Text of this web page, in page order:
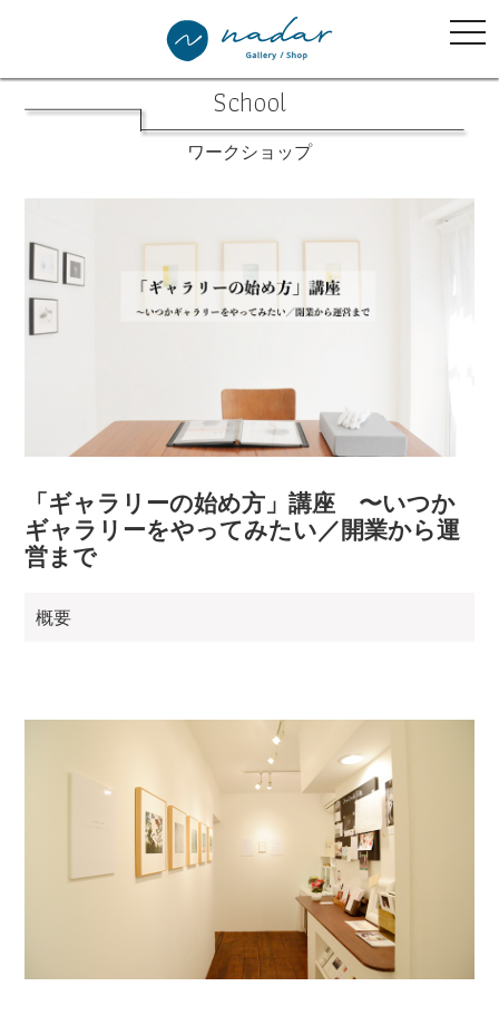
School
ワークショップ
「ギャラリーの始め方」講座 〜いつか
ギャラリーをやってみたい／開業から運
営まで
概要